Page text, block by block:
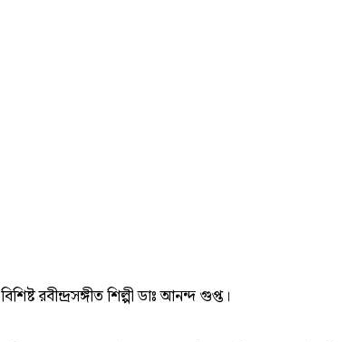
বিশিষ্ট রবীন্দ্রসঙ্গীত শিল্পী ডাঃ আনন্দ গুপ্ত।